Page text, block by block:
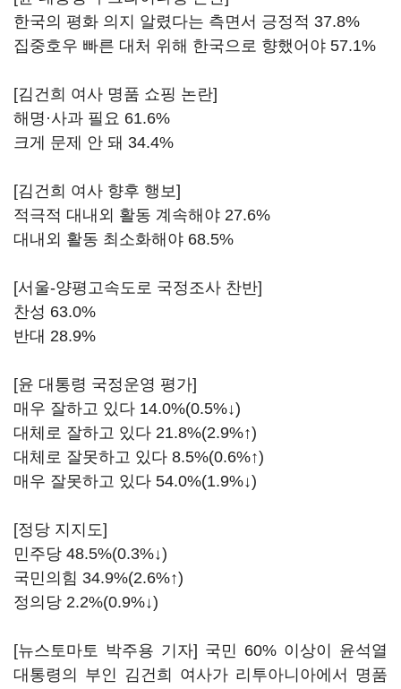
한국의 평화 의지 알렸다는 측면서 긍정적 37.8%
집중호우 빠른 대처 위해 한국으로 향했어야 57.1%
[김건희 여사 명품 쇼핑 논란]
해명·사과 필요 61.6%
크게 문제 안 돼 34.4%
[김건희 여사 향후 행보]
적극적 대내외 활동 계속해야 27.6%
대내외 활동 최소화해야 68.5%
[서울-양평고속도로 국정조사 찬반]
찬성 63.0%
반대 28.9%
[윤 대통령 국정운영 평가]
매우 잘하고 있다 14.0%(0.5%↓)
대체로 잘하고 있다 21.8%(2.9%↑)
대체로 잘못하고 있다 8.5%(0.6%↑)
매우 잘못하고 있다 54.0%(1.9%↓)
[정당 지지도]
민주당 48.5%(0.3%↓)
국민의힘 34.9%(2.6%↑)
정의당 2.2%(0.9%↓)
[뉴스토마토 박주용 기자] 국민 60% 이상이 윤석열
대통령의 부인 김건희 여사가 리투아니아에서 명품